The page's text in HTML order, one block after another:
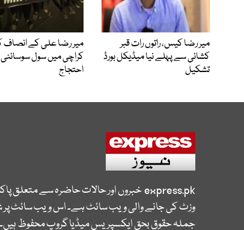
میر رضا کیس، راتوں رات قبر
کشائی سے پہلے نیا میڈیکل بورڈ
تشکیل
میر رضا علی کے انصاف
کراچی میں سول سوسائٹی
احتجاج
express.pkخبروں اور حالات حاضرہ سے متعلق
وزٹ کی جانے والی ویب سائٹ ہے۔ اس ویب سائٹ پر
جملہ حقوق بحق ایکسپریس میڈیا گروپ محفوظ ہیں۔